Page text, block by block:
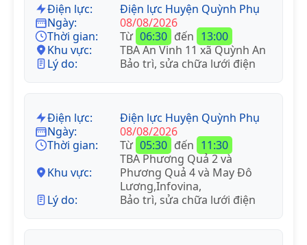
Điện lực:
Điện lực Huyện Quỳnh Phụ
Ngày:
08/08/2026
Thời gian:
Từ 06:30 đến 13:00
Khu vực:
TBA An Vinh 11 xã Quỳnh An
Lý do:
Bảo trì, sửa chữa lưới điện
Điện lực:
Điện lực Huyện Quỳnh Phụ
Ngày:
08/08/2026
Thời gian:
Từ 05:30 đến 11:30
Khu vực:
TBA Phương Quả 2 và
Phương Quả 4 và May Đô
Lương,Infovina,
Lý do:
Bảo trì, sửa chữa lưới điện